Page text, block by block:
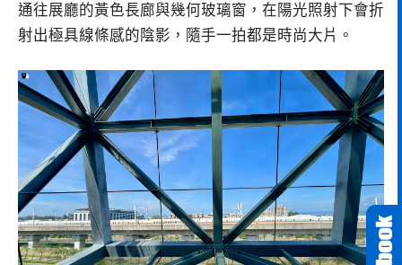
通往展廳的黃色長廊與幾何玻璃窗，在陽光照射下會折
射出極具線條感的陰影，隨手一拍都是時尚大片。